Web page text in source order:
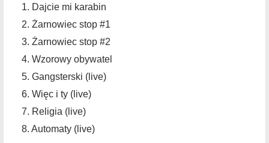
1. Dajcie mi karabin
2. Żarnowiec stop #1
3. Żarnowiec stop #2
4. Wzorowy obywatel
5. Gangsterski (live)
6. Więc i ty (live)
7. Religia (live)
8. Automaty (live)